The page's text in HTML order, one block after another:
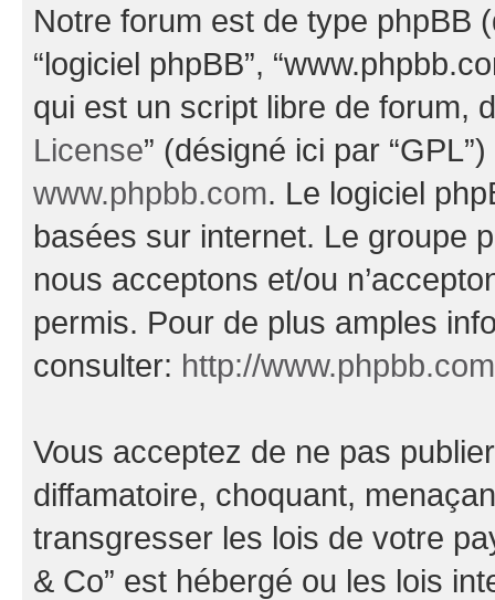
Notre forum est de type phpBB
“logiciel phpBB”,
qui est un script libre de forum,
License” (désigné ici par
www.phpbb.com. Le logiciel
basées sur internet. Le groupe
nous acceptons et/ou
permis. Pour de plus amples
consulter: http://
Vous acceptez de ne pas
diffamatoire, choquant,
transgresser les lois de votre
& Co” est hébergé ou les lois